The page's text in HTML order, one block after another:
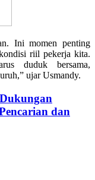
Ini momen penting
riil pekerja kita.
duduk bersama,
ujar Usmandy.
dan